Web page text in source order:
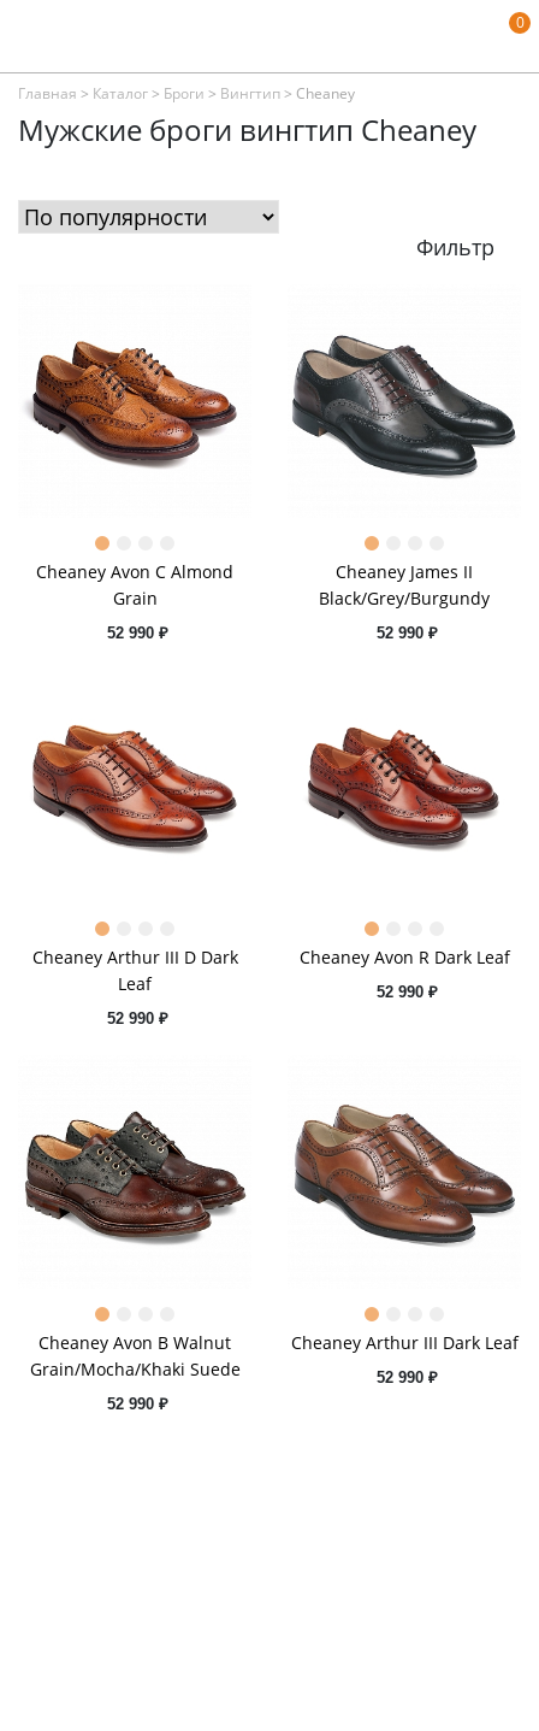
0
Главная > Каталог> Броги > Вингтип> Cheaney
Мужские броги вингтип Cheaney
Фильтр
Cheaney Avon C Almond
Grain
52 990 ₽
Cheaney James II
Black/Grey/Burgundy
52 990 ₽
Cheaney Arthur III D Dark
Leaf
52 990 ₽
Cheaney Avon R Dark Leaf
52 990 ₽
Cheaney Avon B Walnut
Grain/Mocha/Khaki Suede
52 990 ₽
Cheaney Arthur III Dark Leaf
52 990 ₽